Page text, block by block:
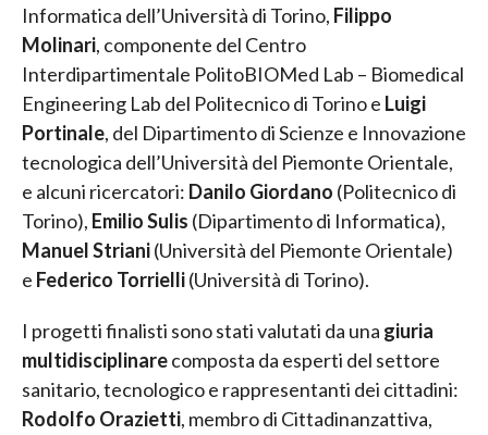
Informatica dell’Università di Torino, Filippo
Molinari, componente del Centro
Interdipartimentale PolitoBIOMed Lab – Biomedical
Engineering Lab del Politecnico di Torino e Luigi
Portinale, del Dipartimento di Scienze e Innovazione
tecnologica dell’Università del Piemonte Orientale,
e alcuni ricercatori: Danilo Giordano (Politecnico di
Torino), Emilio Sulis (Dipartimento di Informatica),
Manuel Striani(Università del Piemonte Orientale)
e Federico Torrielli(Università di Torino).
I progetti finalisti sono stati valutati da una giuria
multidisciplinarecomposta da esperti del settore
sanitario, tecnologico e rappresentanti dei cittadini:
Rodolfo Orazietti, membro di Cittadinanzattiva,